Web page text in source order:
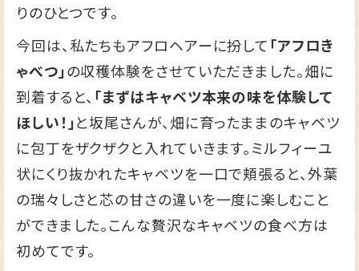
りのひとつです。
今回は、私たちもアフロヘアーに扮して「アフロき
ゃべつ」の収穫体験をさせていただきました。畑に
到着すると、 「まずはキャベツ本来の味を体験して
ほしい！」と坂尾さんが、畑に育ったままのキャベツ
に包丁をザクザクと入れていきます。ミルフィーユ
状にくり抜かれたキャベツを一口で頬張ると、外葉
の瑞々しさと芯の甘さの違いを一度に楽しむこと
ができました。こんな贅沢なキャベツの食べ方は
初めてです。